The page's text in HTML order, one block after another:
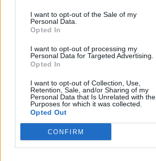
I want to opt-out of the Sale of my
Personal Data.
Opted In
I want to opt-out of processing my
Personal Data for Targeted Advertising.
Opted In
I want to opt-out of Collection, Use,
Retention, Sale, and/or Sharing of my
Personal Data that Is Unrelated with the
Purposes for which it was collected.
Opted Out
CONFIRM